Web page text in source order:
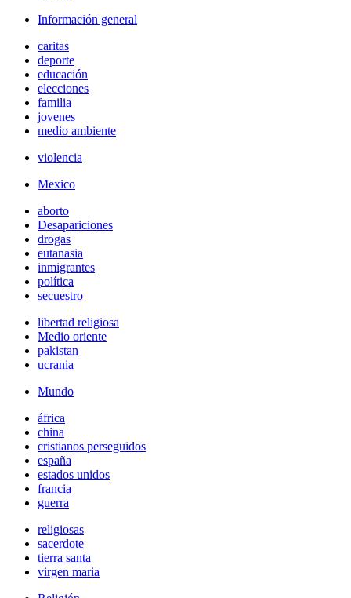
Información general
caritas
deporte
educación
elecciones
familia
jovenes
medio ambiente
violencia
Mexico
aborto
Desapariciones
drogas
eutanasia
inmigrantes
política
secuestro
libertad religiosa
Medio oriente
pakistan
ucrania
Mundo
áfrica
china
cristianos perseguidos
españa
estados unidos
francia
guerra
religiosas
sacerdote
tierra santa
virgen maria